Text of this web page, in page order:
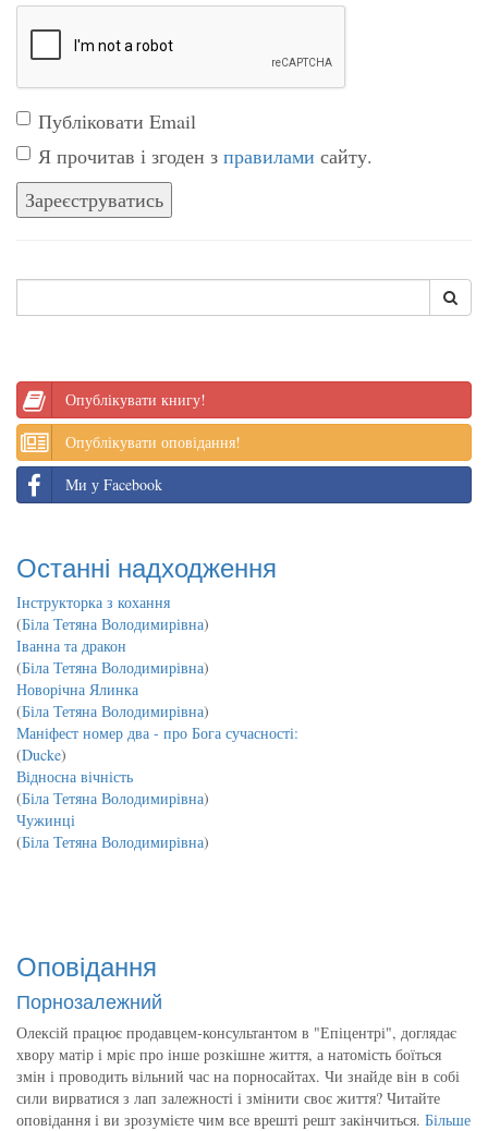
Публіковати Email
Я прочитав і згоден з правилами сайту.
Опублікувати книгу!
Опублікувати оповідання!
Ми у Facebook
Останні надходження
Інструкторка з кохання
(Біла Тетяна Володимирівна)
Іванна та дракон
(Біла Тетяна Володимирівна)
Новорічна Ялинка
(Біла Тетяна Володимирівна)
Маніфест номер два - про Бога сучасності:
(Ducke)
Відносна вічність
(Біла Тетяна Володимирівна)
Чужинці
(Біла Тетяна Володимирівна)
Оповідання
Порнозалежний
Олексій працює продавцем-консультантом в "Епіцентрі", доглядає
хвору матір і мріє про інше розкішне життя, а натомість боїться
змін і проводить вільний час на порносайтах. Чи знайде він в собі
сили вирватися з лап залежності і змінити своє життя? Читайте
оповідання і ви зрозумієте чим все врешті решт закінчиться. Більше